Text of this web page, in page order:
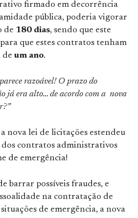
firmado em decorrência
pública, poderia vigorar
de 180 dias, sendo que este
que estes contratos tenham
de um ano.
razoável! O prazo do
já era alto… de acordo com a nova
a nova lei de licitações estendeu
dos contratos administrativos
de emergência!
barrar possíveis fraudes, e
na contratação de
de emergência, a nova